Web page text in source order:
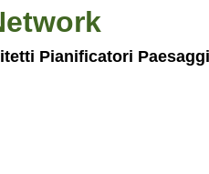
Pianificatori